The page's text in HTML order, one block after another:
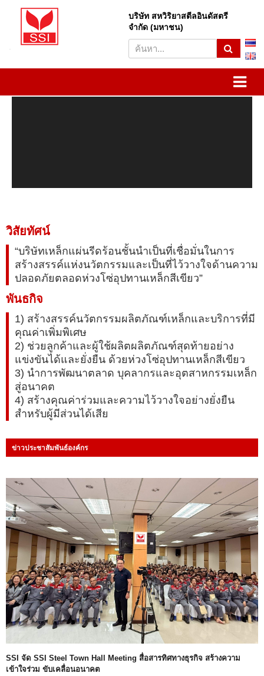
Sahaviriya Steel Industries
PLC
บริษัท สหวิริยาสตีลอินดัสตรี
จำกัด (มหาชน)
S
e
c
วิสัยทัศน์
“บริษัทเหล็กแผ่นรีดร้อนชั้นนำเป็นที่เชื่อมั่นในการ
สร้างสรรค์แห่งนวัตกรรมและเป็นที่ไว้วางใจด้านความ
ปลอดภัยตลอดห่วงโซ่อุปทานเหล็กสีเขียว”
พันธกิจ
1) สร้างสรรค์นวัตกรรมผลิตภัณฑ์เหล็กและบริการที่มี
คุณค่าเพิ่มพิเศษ
2) ช่วยลูกค้าและผู้ใช้ผลิตผลิตภัณฑ์สุดท้ายอย่าง
แข่งขันได้และยั่งยืน ด้วยห่วงโซ่อุปทานเหล็กสีเขียว
3) นำการพัฒนาตลาด บุคลากรและอุตสาหกรรมเหล็ก
สู่อนาคต
4) สร้างคุณค่าร่วมและความไว้วางใจอย่างยั่งยืน
สำหรับผู้มีส่วนได้เสีย
ข่าวประชาสัมพันธ์องค์กร
SSI จัด SSI Steel Town Hall Meeting สื่อสารทิศทางธุรกิจ สร้างความ
เข้าใจร่วม ขับเคลื่อนอนาคต